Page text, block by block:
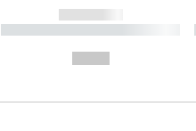
------------
----------- ----------- ----------